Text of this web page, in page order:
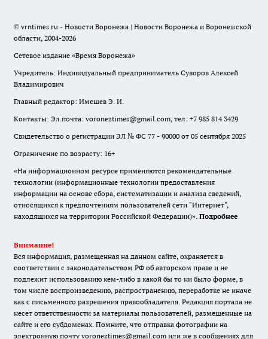
© vrntimes.ru - Новости Воронежа | Новости Воронежа и Воронежской
области, 2004-2026
Сетевое издание «Время Воронежа»
Учредитель: Индивидуальный предприниматель Суворов Алексей
Владимирович
Главный редактор: Имешев Э. И.
Контакты: Эл.почта: voroneztimes@gmail.com, тел: +7 985 814 3429
Свидетельство о регистрации ЭЛ № ФС 77 - 90000 от 05 сентября 2025
Ограничение по возрасту: 16+
«На информационном ресурсе применяются рекомендательные
технологии (информационные технологии предоставления
информации на основе сбора, систематизации и анализа сведений,
относящихся к предпочтениям пользователей сети "Интернет",
находящихся на территории Российской Федерации)». Подробнее
Внимание!
Вся информация, размещенная на данном сайте, охраняется в
соответствии с законодательством РФ об авторском праве и не
подлежит использованию кем-либо в какой бы то ни было форме, в
том числе воспроизведению, распространению, переработке не иначе
как с письменного разрешения правообладателя. Редакция портала не
несет ответственности за материалы пользователей, размещенные на
сайте и его субдоменах. Помните, что отправка фотографии на
электронную почту voroneztimes@gmail.com или же в сообщениях для